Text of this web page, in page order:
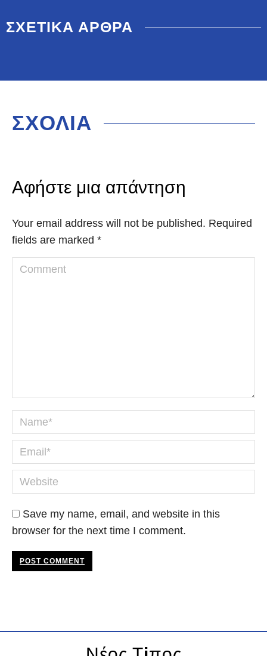
ΣΧΕΤΙΚΑ ΑΡΘΡΑ
ΣΧΟΛΙΑ
Αφήστε μια απάντηση
Your email address will not be published. Required
fields are marked *
Comment
Name *
Email *
Website
Save my name, email, and website in this
browser for the next time I comment.
POST COMMENT